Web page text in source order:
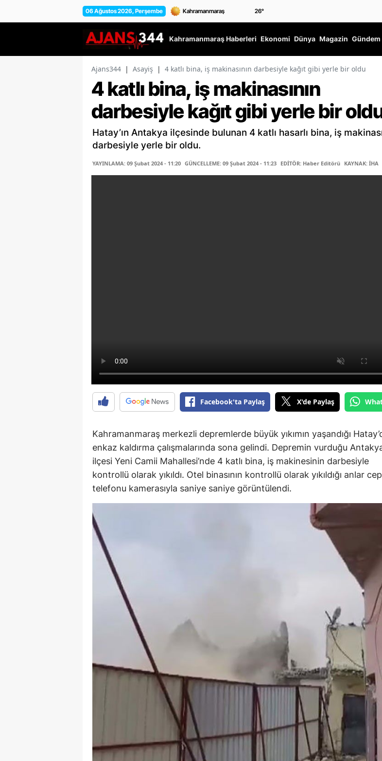
06 Ağustos 2026, Perşembe 26°
Kahramanmaraş Haberleri Ekonomi Dünya Magazin Gündem
Ajans344 | Asayiş | 4 katlı bina, iş makinasının darbesiyle kağıt gibi yerle bir oldu
4 katlı bina, iş makinasının
darbesiyle kağıt gibi yerle bir
Hatay’ın Antakya ilçesinde bulunan 4 katlı hasarlı bina, iş
darbesiyle yerle bir oldu.
YAYINLAMA: 09 Şubat 2024 - 11:20 GÜNCELLEME: 09 Şubat 2024 - 11:23 EDİTÖR: Haber Editörü KAYNAK: İHA
Facebook'ta Paylaş X'de Paylaş
Kahramanmaraş merkezli depremlerde büyük yıkımın yaşandığı
enkaz kaldırma çalışmalarında sona gelindi. Depremin vurduğu
ilçesi Yeni Camii Mahallesi’nde 4 katlı bina, iş makinesinin darbesiyle
kontrollü olarak yıkıldı. Otel binasının kontrollü olarak yıkıldığı anlar cep
telefonu kamerasıyla saniye saniye görüntülendi.